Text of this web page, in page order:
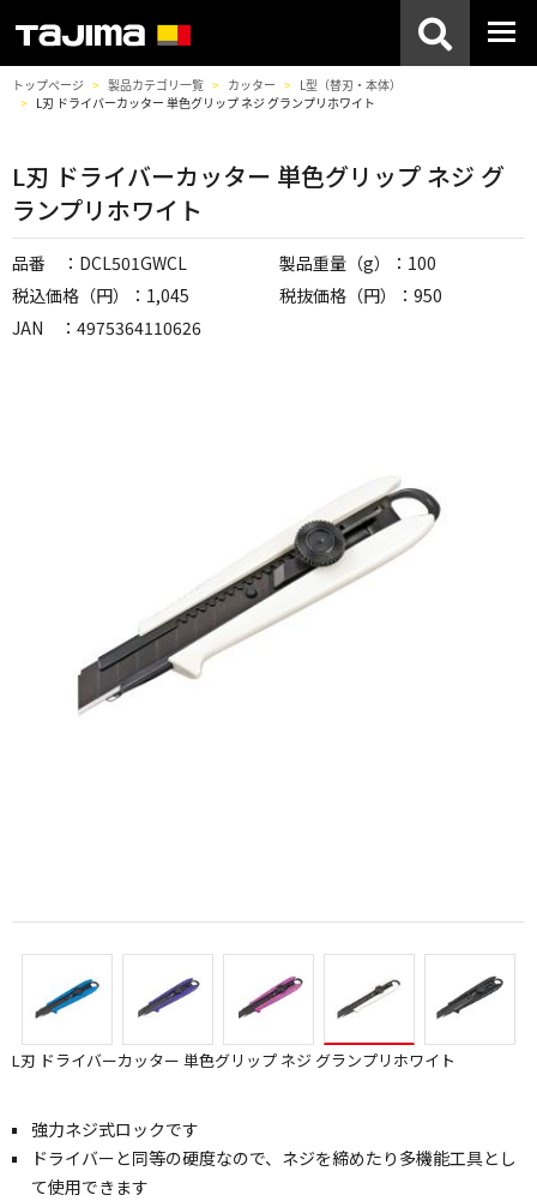
トップページ 製品カテゴリ一覧 カッター
L型（替刃・本体）
L刃 ドライバーカッター 単色グリップ ネジ グランプリホワイト
L刃 ドライバーカッター 単色グリップ ネジ グ
ランプリホワイト
品番 ：DCL501GWCL
製品重量（g）：100
税込価格（円）：1,045
税抜価格（円）：950
JAN ：4975364110626
L刃 ドライバーカッター 単色グリップ ネジ グランプリホワイト
強力ネジ式ロックです
ドライバーと同等の硬度なので、ネジを締めたり多機能工具とし
て使用できます